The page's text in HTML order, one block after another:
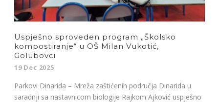
Uspješno sproveden program „Školsko
kompostiranje“ u OŠ Milan Vukotić,
Golubovci
19 Dec 2025
Parkovi Dinarida – Mreža zaštićenih područja Dinarida u
saradnji sa nastavnicom biologije Rajkom Ajković uspješno